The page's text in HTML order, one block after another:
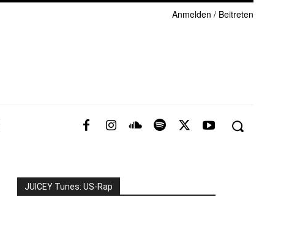
Anmelden / Beitreten
JUICEY Tunes: US-Rap